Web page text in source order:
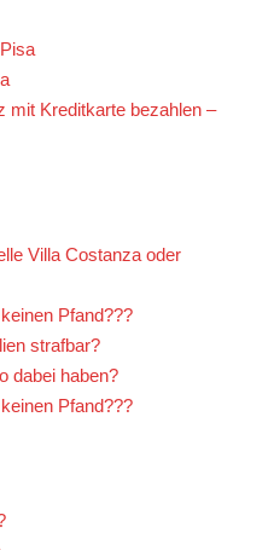
mit Kreditkarte bezahlen –
Villa Costanza oder
Pfand???
strafbar?
dabei haben?
Pfand???